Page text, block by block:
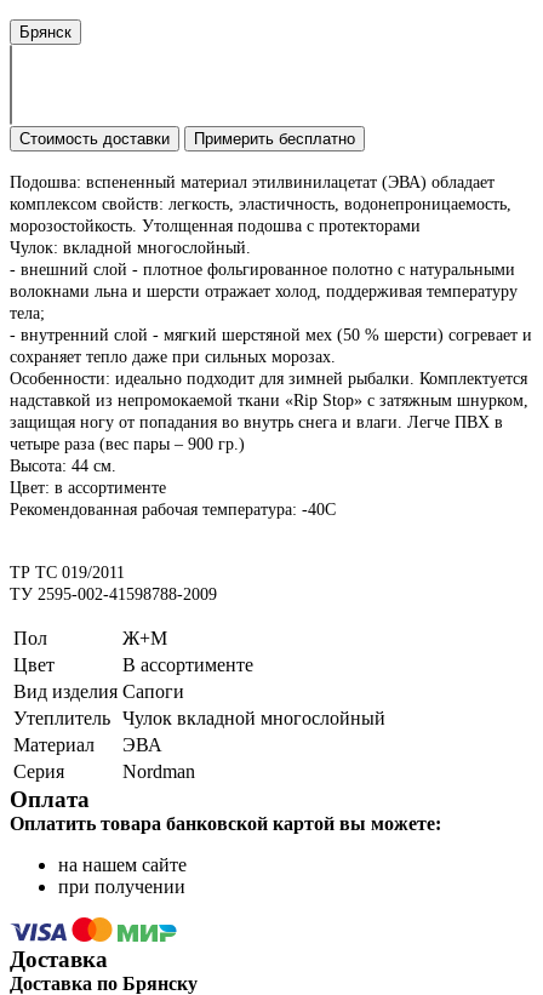
Брянск
Стоимость доставки Примерить бесплатно
Подошва: вспененный материал этилвинилацетат (ЭВА) обладает
комплексом свойств: легкость, эластичность, водонепроницаемость,
морозостойкость. Утолщенная подошва с протекторами
Чулок: вкладной многослойный.
- внешний слой - плотное фольгированное полотно с натуральными
волокнами льна и шерсти отражает холод, поддерживая температуру
тела;
- внутренний слой - мягкий шерстяной мех (50 % шерсти) согревает и
сохраняет тепло даже при сильных морозах.
Особенности: идеально подходит для зимней рыбалки. Комплектуется
надставкой из непромокаемой ткани «Rip Stop» с затяжным шнурком,
защищая ногу от попадания во внутрь снега и влаги. Легче ПВХ в
четыре раза (вес пары – 900 гр.)
Высота: 44 см.
Цвет: в ассортименте
Рекомендованная рабочая температура: -40С
ТР ТС 019/2011
ТУ 2595-002-41598788-2009
Пол
Ж+М
Цвет
В ассортименте
Вид изделия Сапоги
Утеплитель Чулок вкладной многослойный
Материал
ЭВА
Серия
Nordman
Оплата
Оплатить товара банковской картой вы можете:
на нашем сайте
при получении
Доставка
Доставка по Брянску